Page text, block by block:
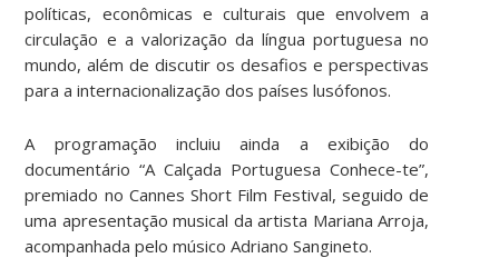
políticas, econômicas e culturais que envolvem a
circulação e a valorização da língua portuguesa no
mundo, além de discutir os desafios e perspectivas
para a internacionalização dos países lusófonos.
A programação incluiu ainda a exibição do
documentário “A Calçada Portuguesa Conhece-te”,
premiado no Cannes Short Film Festival, seguido de
uma apresentação musical da artista Mariana Arroja,
acompanhada pelo músico Adriano Sangineto.